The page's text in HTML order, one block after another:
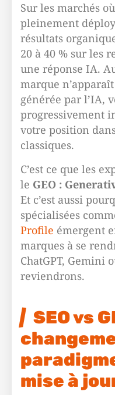
Sur les marchés
pleinement
résultats
20 à 40 % sur les
une réponse IA.
marque
générée par l’IA,
progressivement
votre position
classiques.
C’est ce que les
le GEO :
Et c’est aussi
spécialisées
Profile émergent
marques à se
ChatGPT, Gemini
reviendrons.
SEO vs
mise à